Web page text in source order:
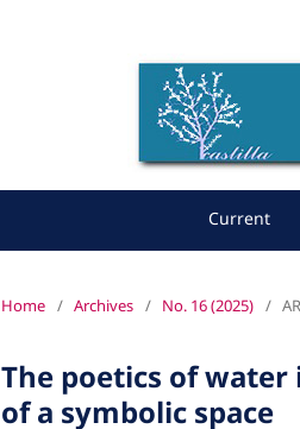
Current
Home / Archives / No. 16 (2025) /
The poetics of water
of a symbolic space